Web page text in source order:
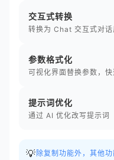
交互式转换
转换为 Chat 交互式对话
参数格式化
可视化界面替换参数，
提示词优化
通过 AI 优化改写提示词
💡 除复制功能外，其他